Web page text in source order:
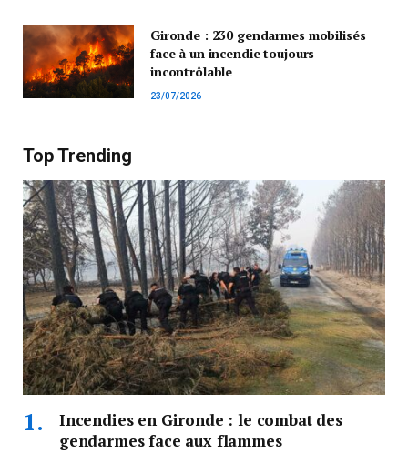
Gironde : 230 gendarmes mobilisés
face à un incendie toujours
incontrôlable
23/07/2026
Top Trending
Incendies en Gironde : le combat des
gendarmes face aux flammes